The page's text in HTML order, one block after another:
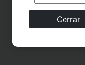
sobresalir.
Cerrar